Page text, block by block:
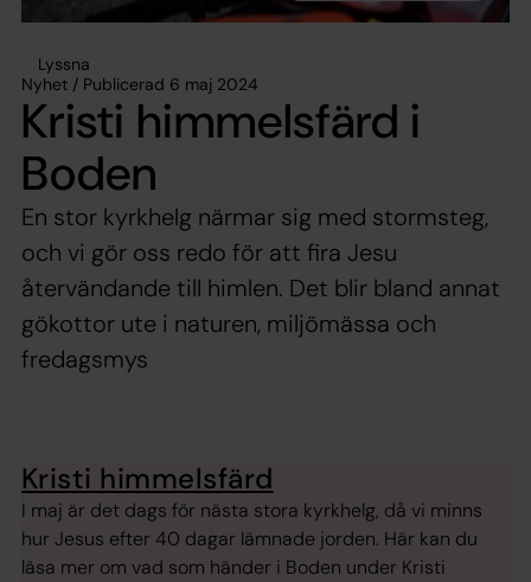
Lyssna
Nyhet / Publicerad 6 maj 2024
Kristi himmelsfärd i
Boden
En stor kyrkhelg närmar sig med stormsteg,
och vi gör oss redo för att fira Jesu
återvändande till himlen. Det blir bland annat
gökottor ute i naturen, miljömässa och
fredagsmys
Kristi himmelsfärd
I maj är det dags för nästa stora kyrkhelg, då vi minns
hur Jesus efter 40 dagar lämnade jorden. Här kan du
läsa mer om vad som händer i Boden under Kristi